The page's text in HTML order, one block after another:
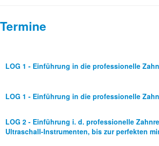
Termine
LOG 1 - Einführung in die professionelle
LOG 1 - Einführung in die professionelle
LOG 2 - Einführung i. d. professionelle
Ultraschall-Instrumenten, bis zur perfekten